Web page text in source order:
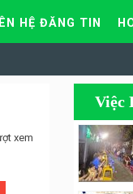
HỆ ĐĂNG TIN
xem
Việc